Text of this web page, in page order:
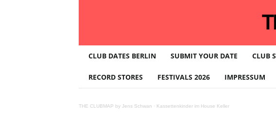
L
B
CLUB DATES BERLIN SUBMIT YOUR DATE CLUB
RECORD STORES FESTIVALS 2026 IMPRESSUM
THE CLUBMAP by Jens Schwan · Kassettenkinder im House Keller
Berliner Küche: